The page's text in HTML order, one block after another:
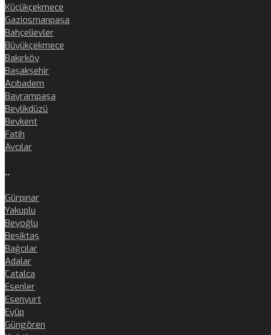
Küçükçekmece
Gaziosmanpaşa
Bahçelievler
Büyükçekmece
Bakırköy
Başakşehir
Acıbadem
Bayrampaşa
Beylikdüzü
Beykent
Fatih
Avcılar
..
Gürpınar
Yakuplu
Beyoğlu
Beşiktaş
Bağcılar
Adalar
Çatalca
Esenler
Esenyurt
Eyüp
Güngören